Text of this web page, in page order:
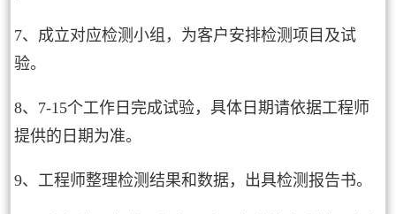
7、成立对应检测小组，为客户安排检测项目及试
验。
8、7-15个工作日完成试验，具体日期请依据工程师
提供的日期为准。
9、工程师整理检测结果和数据，出具检测报告书。